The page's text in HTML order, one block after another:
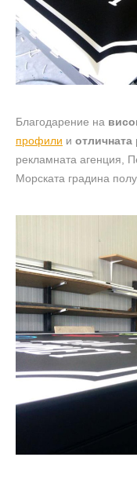
Благодарение на
профили и отличната
рекламната агенция,
Морската градина